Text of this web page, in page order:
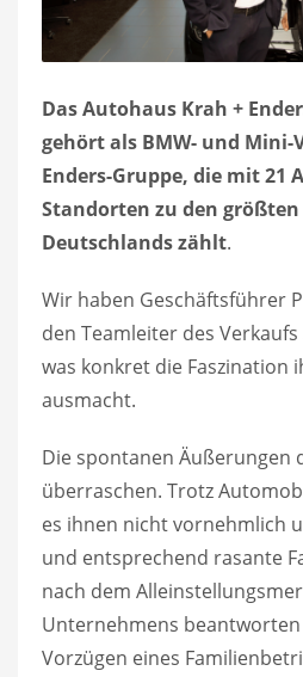
Das Autohaus Krah +
gehört als BMW- und
Enders-Gruppe, die mit 21
Standorten zu den
Deutschlands zählt.
Wir haben Geschäftsführer
den Teamleiter des
was konkret die Faszination
ausmacht.
Die spontanen Äußerungen
überraschen. Trotz
es ihnen nicht vornehmlich
und entsprechend rasante
nach dem
Unternehmens
Vorzügen eines